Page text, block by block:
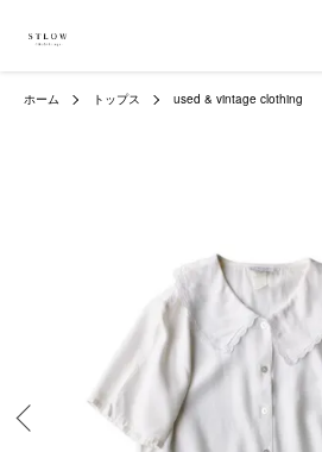
ホーム トップス used & vintage clothing